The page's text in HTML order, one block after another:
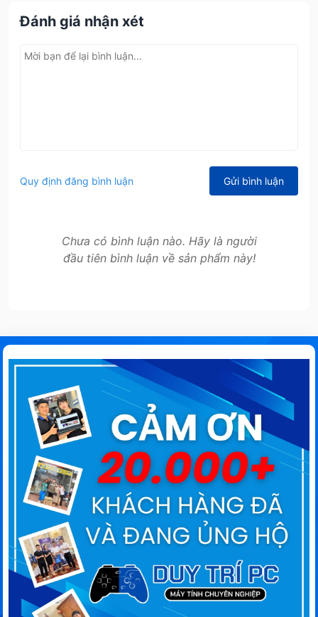
Đánh giá nhận xét
Quy định đăng bình luận Gửi bình luận
Chưa có bình luận nào. Hãy là người
đầu tiên bình luận về sản phẩm này!